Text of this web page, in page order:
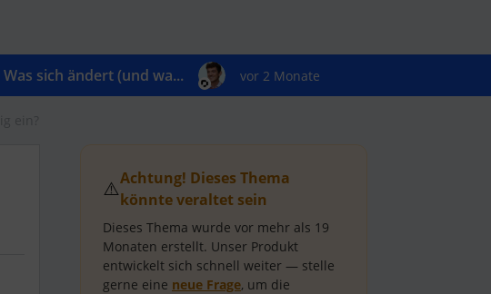
sich ändert (und wa... vor 2 Monate
⚠️Achtung! Dieses Thema
könnte veraltet sein
Dieses Thema wurde vor mehr als 19
Monaten erstellt. Unser Produkt
entwickelt sich schnell weiter — stelle
gerne eine neue Frage, um die